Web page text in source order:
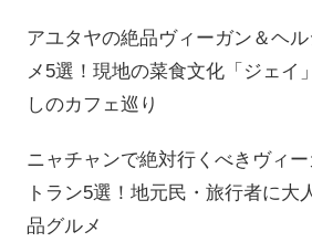
アユタヤの絶品ヴィーガン＆ヘ
メ5選！現地の菜食文化「ジェイ
しのカフェ巡り
ニャチャンで絶対行くべきヴィ
トラン5選！地元民・旅行者に大
品グルメ